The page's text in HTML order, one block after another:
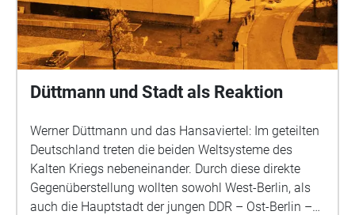
featuring guest appearances by Bindhumalini
Narayanaswamy, Mamta Sagar, and Ditty. Recorded
on November 21, 2024, at the Indian Music
Experience Museum in Bangalore, India. You'll need
the free Echoes app; it only takes a few seconds to
download. Use headphones for the best experience.
Open the app and follow the interactive map. What
you hear changes depending on where you are. Feel
free to tell me about your experience! I'd love to hear
it at: kenosnews@gmail.com You can find out more
about me here: https://linktr.ee/kenokeno
Düttmann und Stadt als Reaktion
Werner Düttmann und das Hansaviertel: Im geteilten
Deutschland treten die beiden Weltsysteme des
Kalten Kriegs nebeneinander. Durch diese direkte
Gegenüberstellung wollten sowohl West-Berlin, als
auch die Hauptstadt der jungen DDR – Ost-Berlin –